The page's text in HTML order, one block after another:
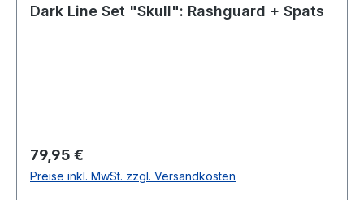
Dark Line Set "Skull": Rashguard + Spats
Regulärer Preis:
79,95 €
Preise inkl. MwSt. zzgl. Versandkosten